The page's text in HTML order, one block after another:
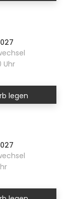
Uhr
legen